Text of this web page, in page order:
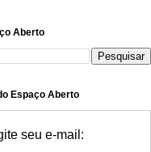
Aberto
Espaço Aberto
seu e-mail: